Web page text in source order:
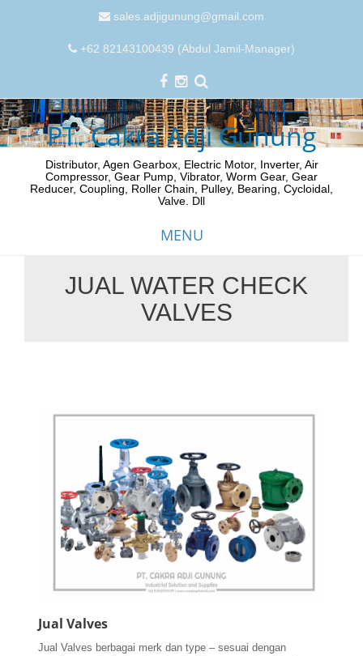
sales.adjigunung@gmail.com
+62 82143100439 (Abdul Jamil-Manager)
PT. Cakra Adji Gunung
Distributor, Agen Gearbox, Electric Motor, Inverter, Air
Compressor, Gear Pump, Vibrator, Worm Gear, Gear
Reducer, Coupling, Roller Chain, Pulley, Bearing, Cycloidal,
Valve. Dll
MENU
JUAL WATER CHECK
VALVES
Jual Valves
Jual Valves berbagai merk dan type – sesuai dengan